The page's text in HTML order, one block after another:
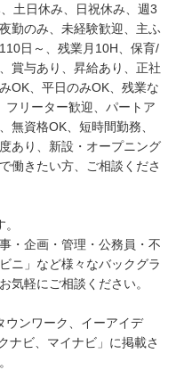
土日休み、日祝休み、週3
勤のみ、未経験歓迎、主ふ
日～、残業月10H、保育/
賞与あり、昇給あり、正社
OK、平日のみOK、残業な
フリーター歓迎、パートア
無資格OK、短時間勤務、
あり、新設・オープニング
働きたい方、ご相談くださ
・企画・管理・公務員・不
ニ」など様々なバックグラ
気軽にご相談ください。
ウンワーク、イーアイデ
ナビ、マイナビ」に掲載さ